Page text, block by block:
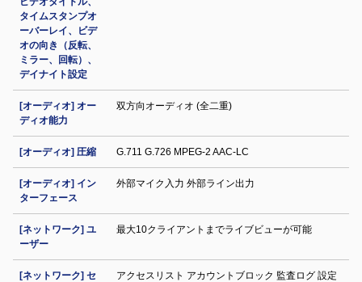
タイムスタンプオ
ーバーレイ、ビデ
オの向き（反転、
ミラー、回転）、
デイナイト設定
[オーディオ] オー
ディオ能力
双方向オーディオ (全二重)
[オーディオ] 圧縮 G.711 G.726 MPEG-2 AAC-LC
[オーディオ] イン
ターフェース
外部マイク入力 外部ライン出力
[ネットワーク] ユ
ーザー
最大10クライアントまでライブビューが可能
[ネットワーク] セ
アクセスリスト アカウントブロック 監査ログ 設定